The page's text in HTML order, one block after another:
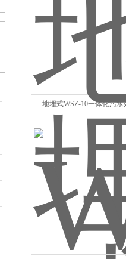
地埋式WSZ-10一体化污水